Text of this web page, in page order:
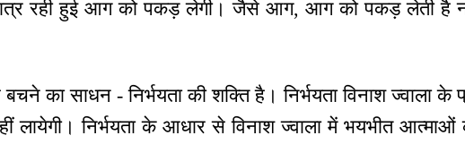
रही हुई आग को पकड़ लेगी। जैसे आग, आग को पकड़ लेती है
बचने का साधन - निर्भयता की शक्ति है। निर्भयता विनाश ज्वाला
लायेगी। निर्भयता के आधार से विनाश ज्वाला में भयभीत आत्माओं